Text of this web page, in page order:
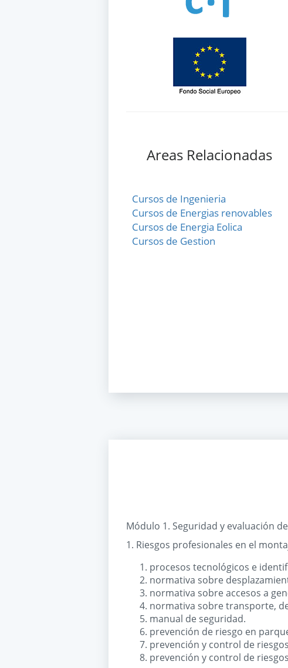
Areas Relacionadas
Cursos de Ingenieria
Cursos de Energias renovables
Cursos de Energia Eolica
Cursos de Gestion
Módulo 1. Seguridad y evaluación
1. Riesgos profesionales en el
procesos tecnológicos e
normativa sobre
normativa sobre accesos a
normativa sobre transporte,
manual de seguridad.
prevención de riesgo en
prevención y control de
prevención y control de